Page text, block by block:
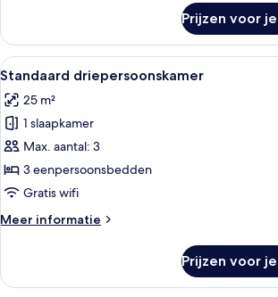
appartement,
slaapkamers
Prijzen voor
Alle
foto's
voor
Standaard
driepersoonskamer
laden
Een
4
Standaard driepersoonskamer
25 m²
1 slaapkamer
Max. aantal: 3
3 eenpersoonsbedden
Gratis wifi
Meer informatie
Meer
driepersoonskamer
Prijzen voor